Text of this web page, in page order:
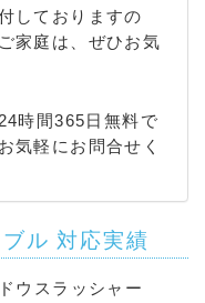
しておりますの
家庭は、ぜひお気
時間365日無料で
気軽にお問合せく
ル 対応実績
ウスラッシャー